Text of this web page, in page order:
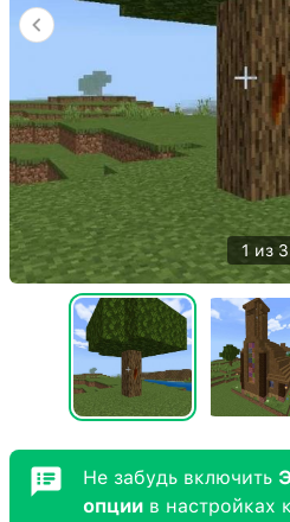
1 из 3
Не забудь включить
опции в настройках